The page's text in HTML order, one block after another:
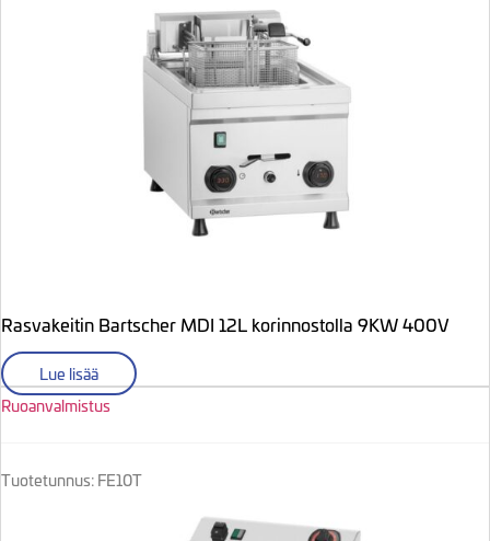
Rasvakeitin Bartscher MDI 12L korinnostolla 9KW 400V
Lue lisää
Ruoanvalmistus
Tuotetunnus: FE10T